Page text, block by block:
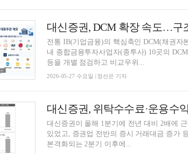
전통 IB(기업금융)의 핵심축인 DCM(채권자
내 종합금융투자사업자(종투사) 10곳의
등을 개별 점검하고 비교우위...
2026-05-27 수요일 | 정선은 기자
대신증권이 올해 1분기에 전년 대비 2배에
있었고, 증권업 전반의 증시 거래대금 증가
본격화되는 2분기 이후에...